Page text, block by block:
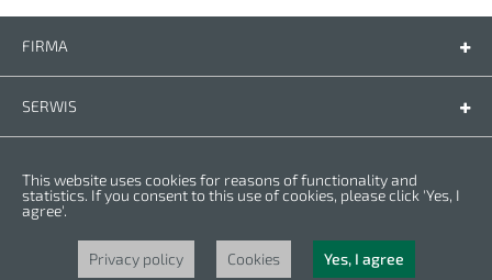
FIRMA
SERWIS
Warunki gwarancji
Polityka prywatności
Cookies
Copyright © 2023 CROWN. Wszelkie prawa zastrzeżone. CROWN jest
zarejestrowanym znakiem handlowym. | CROWN należy do grupy Merit Link.
This website uses cookies for reasons of functionality and
statistics. If you consent to this use of cookies, please click 'Yes, I
agree'.
Privacy policy Cookies Yes, I agree